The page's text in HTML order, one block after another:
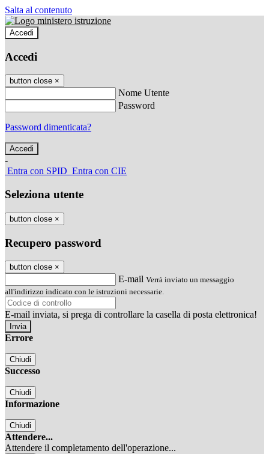
Salta al contenuto
Accedi
Accedi
button close ×
Nome Utente
Password
Password dimenticata?
-
Entra con SPID Entra con CIE
Seleziona utente
button close ×
Recupero password
button close ×
E-mail Verrà inviato un messaggio
all'indirizzo indicato con le istruzioni necessarie.
E-mail inviata, si prega di controllare la casella di posta elettronica!
Errore
Chiudi
Successo
Chiudi
Informazione
Chiudi
Attendere...
Attendere il completamento dell'operazione...